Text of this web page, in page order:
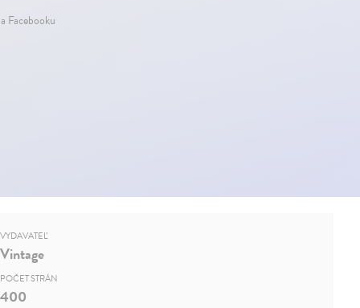
Facebooku
VYDAVATEĽ
Vintage
POČET STRÁN
400